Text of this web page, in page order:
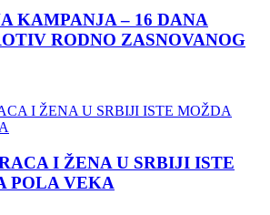
KAMPANJA – 16 DANA
RODNO ZASNOVANOG
I ŽENA U SRBIJI ISTE
POLA VEKA